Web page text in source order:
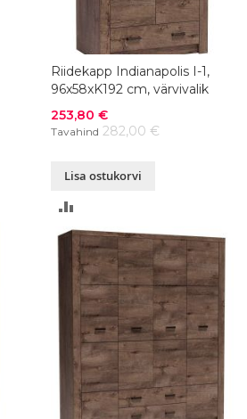
Riidekapp Indianapolis I-1,
96x58xK192 cm, värvivalik
Soodushind
253,80 €
Tavahind 282,00 €
Lisa ostukorvi
VÕRDLUSESSE